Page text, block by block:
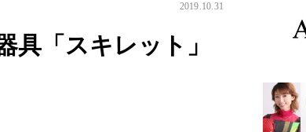
2019.10.31
「スキレット」